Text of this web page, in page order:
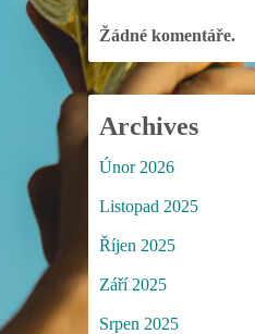
Žádné komentáře.
Archives
Únor 2026
Listopad 2025
Říjen 2025
Září 2025
Srpen 2025